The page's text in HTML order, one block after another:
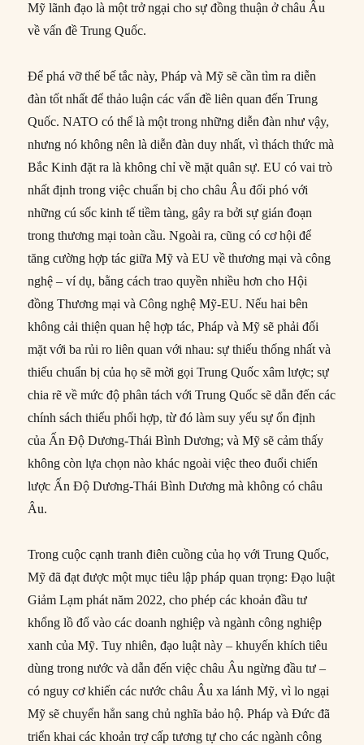
Mỹ lãnh đạo là một trở ngại cho sự đồng thuận ở châu Âu
về vấn đề Trung Quốc.
Để phá vỡ thế bế tắc này, Pháp và Mỹ sẽ cần tìm ra diễn
đàn tốt nhất để thảo luận các vấn đề liên quan đến Trung
Quốc. NATO có thể là một trong những diễn đàn như vậy,
nhưng nó không nên là diễn đàn duy nhất, vì thách thức mà
Bắc Kinh đặt ra là không chỉ về mặt quân sự. EU có vai trò
nhất định trong việc chuẩn bị cho châu Âu đối phó với
những cú sốc kinh tế tiềm tàng, gây ra bởi sự gián đoạn
trong thương mại toàn cầu. Ngoài ra, cũng có cơ hội để
tăng cường hợp tác giữa Mỹ và EU về thương mại và công
nghệ – ví dụ, bằng cách trao quyền nhiều hơn cho Hội
đồng Thương mại và Công nghệ Mỹ-EU. Nếu hai bên
không cải thiện quan hệ hợp tác, Pháp và Mỹ sẽ phải đối
mặt với ba rủi ro liên quan với nhau: sự thiếu thống nhất và
thiếu chuẩn bị của họ sẽ mời gọi Trung Quốc xâm lược; sự
chia rẽ về mức độ phân tách với Trung Quốc sẽ dẫn đến các
chính sách thiếu phối hợp, từ đó làm suy yếu sự ổn định
của Ấn Độ Dương-Thái Bình Dương; và Mỹ sẽ cảm thấy
không còn lựa chọn nào khác ngoài việc theo đuổi chiến
lược Ấn Độ Dương-Thái Bình Dương mà không có châu
Âu.
Trong cuộc cạnh tranh điên cuồng của họ với Trung Quốc,
Mỹ đã đạt được một mục tiêu lập pháp quan trọng: Đạo luật
Giảm Lạm phát năm 2022, cho phép các khoản đầu tư
khổng lồ đổ vào các doanh nghiệp và ngành công nghiệp
xanh của Mỹ. Tuy nhiên, đạo luật này – khuyến khích tiêu
dùng trong nước và dẫn đến việc châu Âu ngừng đầu tư –
có nguy cơ khiến các nước châu Âu xa lánh Mỹ, vì lo ngại
Mỹ sẽ chuyển hẳn sang chủ nghĩa bảo hộ. Pháp và Đức đã
triển khai các khoản trợ cấp tương tự cho các ngành công